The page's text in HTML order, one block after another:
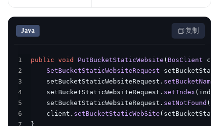
产品描述
产品定价
快速入门
视频专区
控制台操作指南
Java 复制
1 public void PutBucketStaticWebsite ( BosClient
2
SetBucketStaticWebsiteRequest
3
    setBucketStaticWebsiteRequest
. setBucketName
4
    setBucketStaticWebsiteRequest
. setIndex ( index
5
    setBucketStaticWebsiteRequest
. setNotFound (
6
    client
. setBucketStaticWebSite (
7
}